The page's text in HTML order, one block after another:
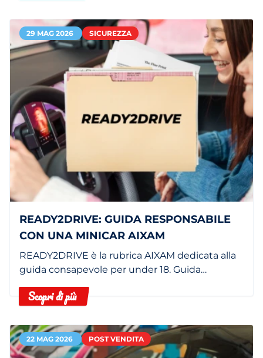
29 MAG 2026 SICUREZZA
READY2DRIVE: GUIDA RESPONSABILE
CON UNA MINICAR AIXAM
READY2DRIVE è la rubrica AIXAM dedicata alla
guida consapevole per under 18. Guida
leggero.
Scopri di più
22 MAG 2026 POST VENDITA